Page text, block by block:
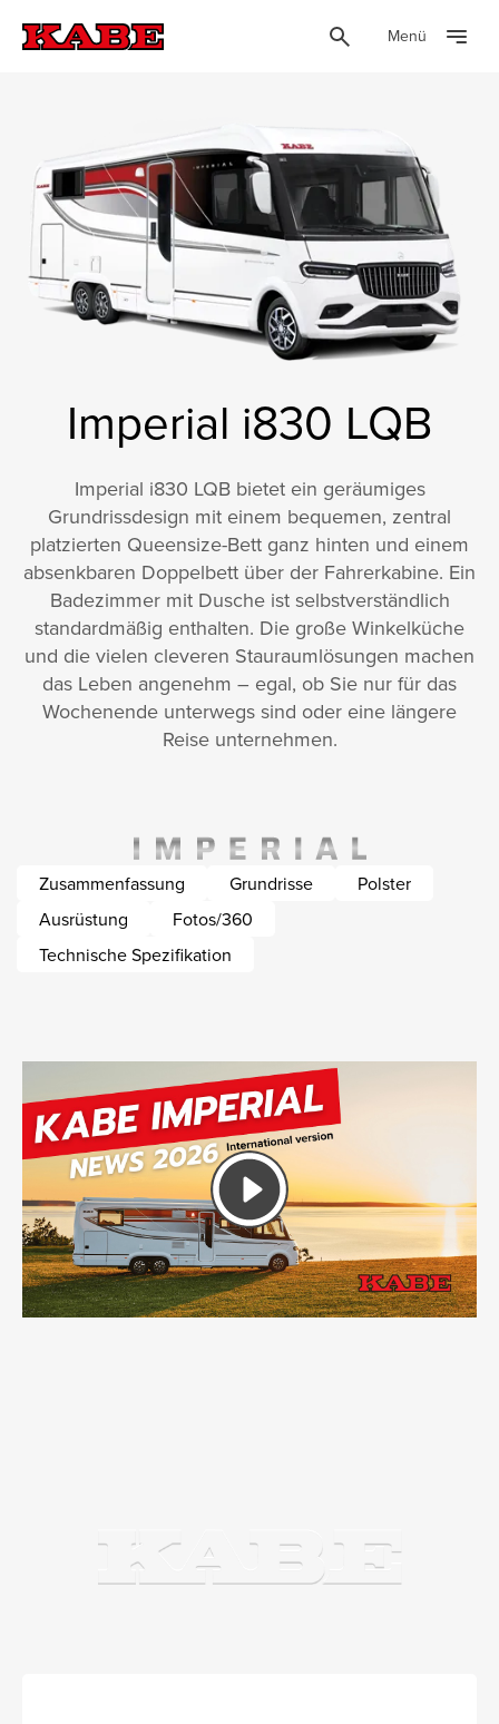
Menü
Imperial i830 LQB
Imperial i830 LQB bietet ein geräumiges
Grundrissdesign mit einem bequemen, zentral
platzierten Queen­size-Bett ganz hinten und einem
absenkbaren Doppelbett über der Fahrerkabine. Ein
Badezimmer mit Dusche ist selbstverständlich
standardmäßig enthalten. Die große Winkelküche
und die vielen cleveren Stauraumlösungen machen
das Leben angenehm – egal, ob Sie nur für das
Wochenende unterwegs sind oder eine längere
Reise unternehmen.
Zusammenfassung Grundrisse
Polster
Ausrüstung
Fotos/360
Technische Spezifikation